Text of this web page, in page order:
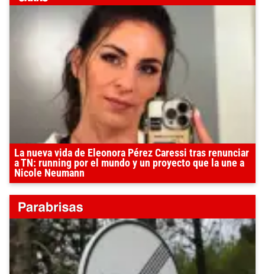
La nueva vida de Eleonora Pérez Caressi tras renunciar
a TN: running por el mundo y un proyecto que la une a
Nicole Neumann